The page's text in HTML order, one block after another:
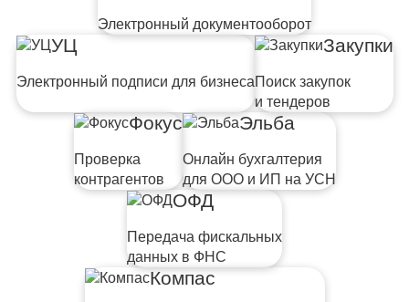
Электронный документооборот
УЦ
Электронный подписи для бизнеса
Закупки
Поиск закупок
и тендеров
Фокус
Проверка
контрагентов
Эльба
Онлайн бухгалтерия
для ООО и ИП на УСН
ОФД
Передача фискальных
данных в ФНС
Компас